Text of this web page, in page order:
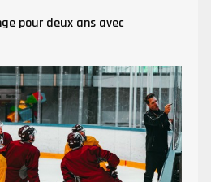
pour deux ans avec